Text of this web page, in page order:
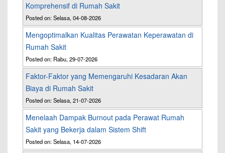
Komprehensif di Rumah Sakit
Posted on: Selasa, 04-08-2026
Mengoptimalkan Kualitas Perawatan Keperawatan di
Rumah Sakit
Posted on: Rabu, 29-07-2026
Faktor-Faktor yang Memengaruhi Kesadaran Akan
Biaya di Rumah Sakit
Posted on: Selasa, 21-07-2026
Menelaah Dampak Burnout pada Perawat Rumah
Sakit yang Bekerja dalam Sistem Shift
Posted on: Selasa, 14-07-2026